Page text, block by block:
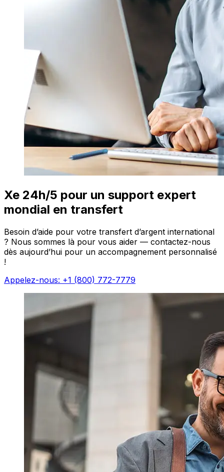
Xe 24h/5 pour un support expert
mondial en transfert
Besoin d’aide pour votre transfert d’argent international
? Nous sommes là pour vous aider — contactez-nous
dès aujourd’hui pour un accompagnement personnalisé
!
Appelez-nous: +1 (800) 772-7779